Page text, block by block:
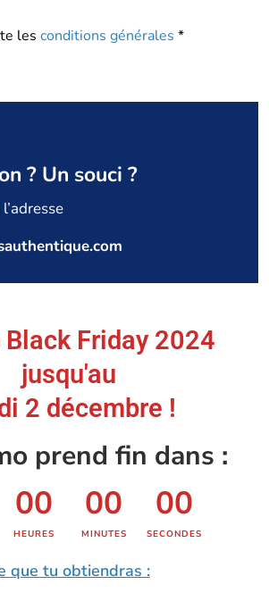
Black Friday 2024
jusqu'au
2 décembre !
prend fin dans :
00
HEURES
00
MINUTES
00
SECONDES
que tu obtiendras :
les conditions générales *
e-mail*
? Un souci ?